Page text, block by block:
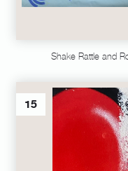
Shake Rattle and
15